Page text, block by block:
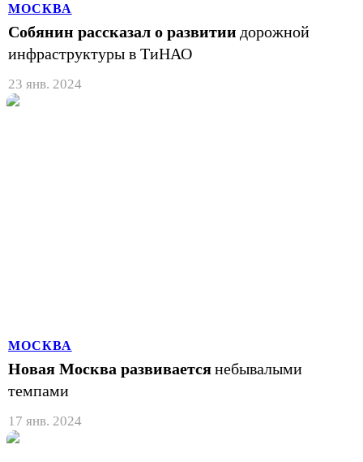
МОСКВА
Собянин рассказал о развитии дорожной
инфраструктуры в ТиНАО
23 янв. 2024
МОСКВА
Новая Москва развиваетсянебывалыми
темпами
17 янв. 2024